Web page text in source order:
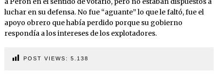
luchar en su defensa. No fue “aguante” lo que le faltó, fue el
apoyo obrero que había perdido porque su gobierno
respondía a los intereses de los explotadores.
POST VIEWS: 5.138